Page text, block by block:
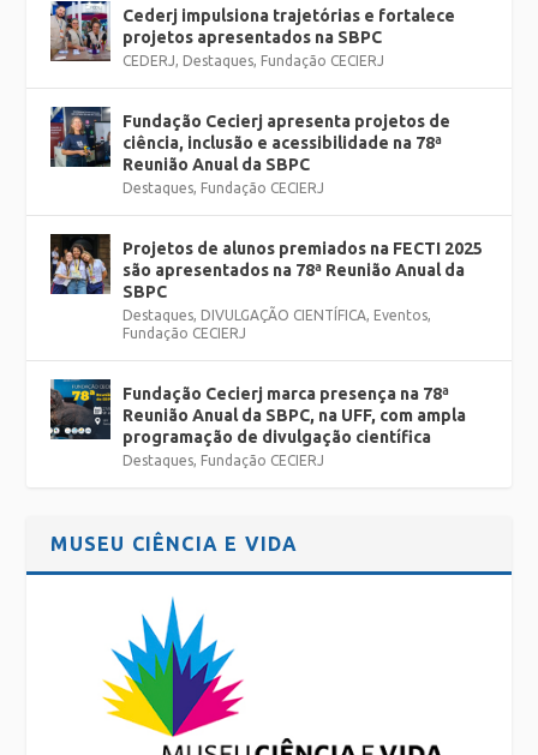
Cederj impulsiona trajetórias e fortalece
projetos apresentados na SBPC
CEDERJ, Destaques, Fundação CECIERJ
Fundação Cecierj apresenta projetos de
ciência, inclusão e acessibilidade na 78ª
Reunião Anual da SBPC
Destaques, Fundação CECIERJ
Projetos de alunos premiados na FECTI 2025
são apresentados na 78ª Reunião Anual da
SBPC
Destaques, DIVULGAÇÃO CIENTÍFICA, Eventos,
Fundação CECIERJ
Fundação Cecierj marca presença na 78ª
Reunião Anual da SBPC, na UFF, com ampla
programação de divulgação científica
Destaques, Fundação CECIERJ
MUSEU CIÊNCIA E VIDA